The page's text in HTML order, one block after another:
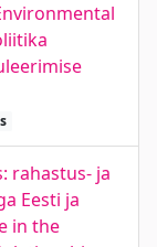
rahastus- ja
Eesti ja
in the